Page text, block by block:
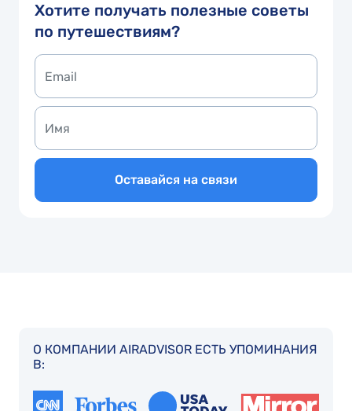
Хотите получать полезные советы
по путешествиям?
Оставайся на связи
О КОМПАНИИ AIRADVISOR ЕСТЬ УПОМИНАНИЯ
В: